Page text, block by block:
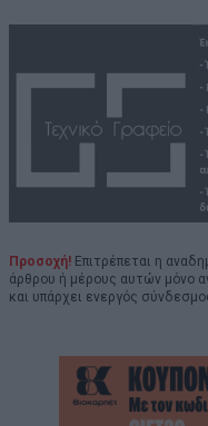
Προσοχή! Επιτρέπεται η
άρθρου ή μέρους αυτών μόνο
και υπάρχει ενεργός